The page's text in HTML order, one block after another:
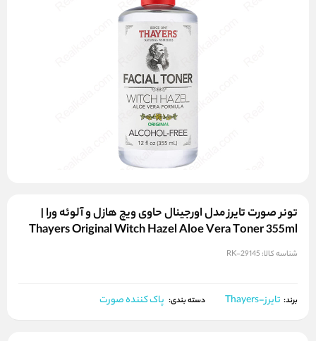
تونر صورت تایرز مدل اورجینال حاوی ویچ هازل و آلوئه‌ ورا |
Thayers Original Witch Hazel Aloe Vera Toner 355ml
شناسه کالا: RK-29145
برند: تایرز-Thayers دسته بندی: پاک کننده صورت